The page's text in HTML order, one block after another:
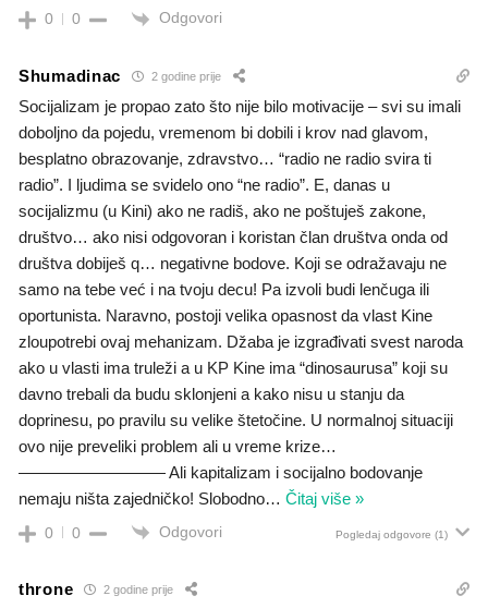
0 0 Odgovori
Shumadinac 2 godine prije
Socijalizam je propao zato što nije bilo motivacije – svi su imali
doboljno da pojedu, vremenom bi dobili i krov nad glavom,
besplatno obrazovanje, zdravstvo… “radio ne radio svira ti
radio”. I ljudima se svidelo ono “ne radio”. E, danas u
socijalizmu (u Kini) ako ne radiš, ako ne poštuješ zakone,
društvo… ako nisi odgovoran i koristan član društva onda od
društva dobiješ q… negativne bodove. Koji se odražavaju ne
samo na tebe već i na tvoju decu! Pa izvoli budi lenčuga ili
oportunista. Naravno, postoji velika opasnost da vlast Kine
zloupotrebi ovaj mehanizam. Džaba je izgrađivati svest naroda
ako u vlasti ima truleži a u KP Kine ima “dinosaurusa” koji su
davno trebali da budu sklonjeni a kako nisu u stanju da
doprinesu, po pravilu su velike štetočine. U normalnoj situaciji
ovo nije preveliki problem ali u vreme krize…
————————— Ali kapitalizam i socijalno bodovanje
nemaju ništa zajedničko! Slobodno… Čitaj više »
0 0 Odgovori Pogledaj odgovore (1)
throne 2 godine prije